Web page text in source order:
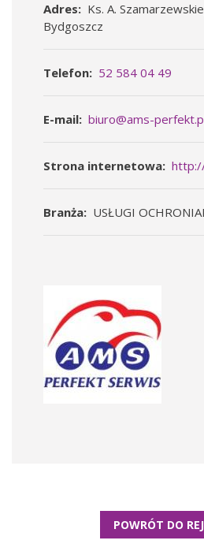
Adres
Ks. A.
Bydgoszcz
Telefon 52 584 04 49
E-mail biuro@ams-
Strona internetowa
Branża USŁUGI
POWRÓT DO